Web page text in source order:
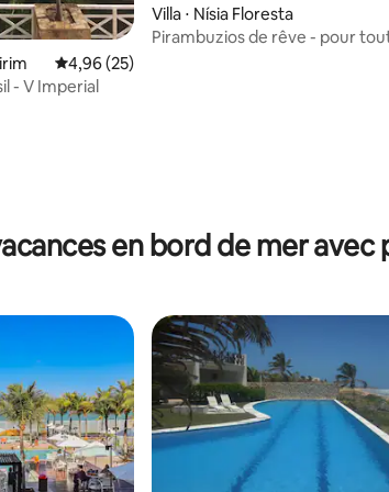
3 commentaires : 5 sur 5
Évaluation moyenne sur la base de 25
4,96 (25)
- V Imperial
Villa ⋅ Nísia Floresta
Pirambuzios de rêve - pour
en bord de mer avec